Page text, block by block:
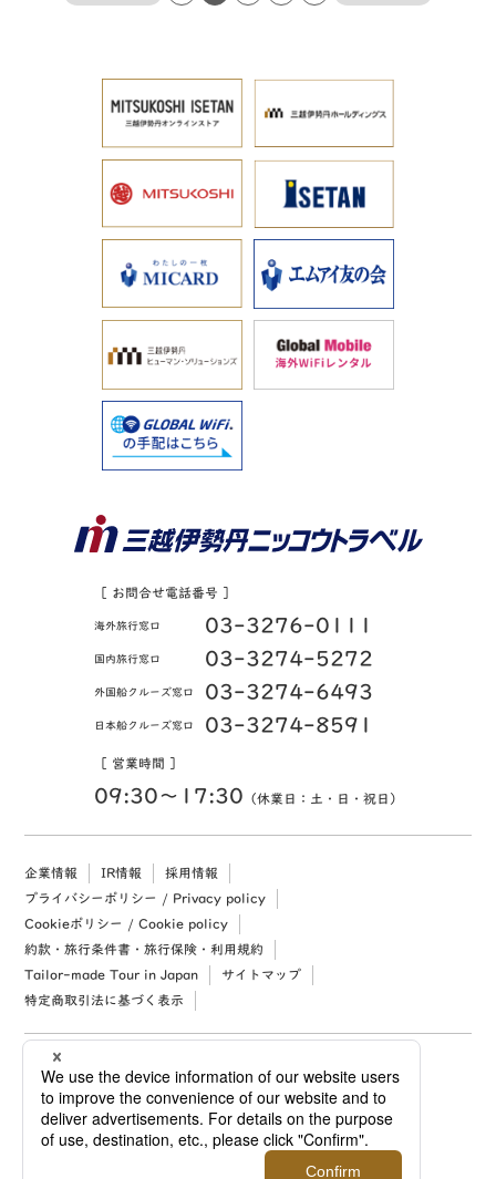
［ お問合せ電話番号 ］
海外旅行窓口 03-3276-0111
国内旅行窓口 03-3274-5272
外国船クルーズ窓口 03-3274-6493
日本船クルーズ窓口 03-3274-8591
［ 営業時間 ］
09:30〜17:30 （休業日：土・日・祝日）
企業情報 IR情報
採用情報
プライバシーポリシー / Privacy policy
Cookieポリシー / Cookie policy
約款・旅行条件書・旅行保険・利用規約
Tailor-made Tour in Japan
サイトマップ
特定商取引法に基づく表示
Copyright (c) 2026 Mitsukoshi Isetan Nikko Travel, Ltd. All rights reserved.